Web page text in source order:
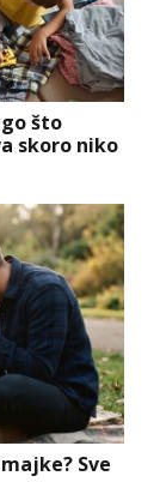
što
skoro niko
Sve